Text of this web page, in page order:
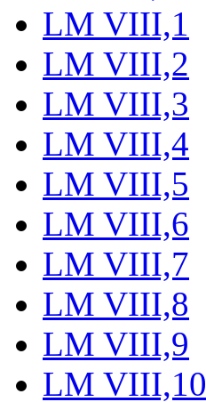
LM VIII,1
LM VIII,2
LM VIII,3
LM VIII,4
LM VIII,5
LM VIII,6
LM VIII,7
LM VIII,8
LM VIII,9
LM VIII,10